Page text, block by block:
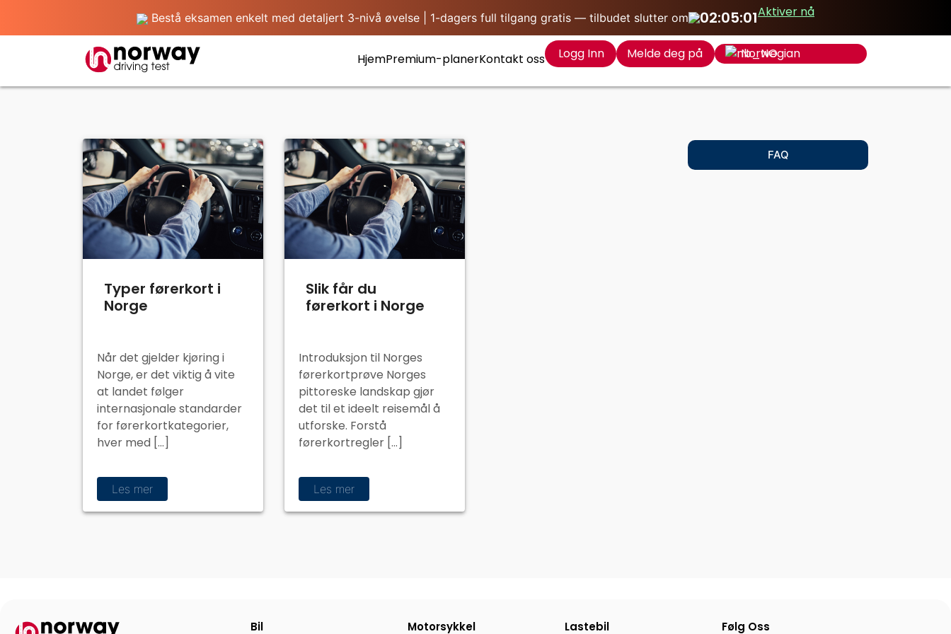
Bestå eksamen enkelt med detaljert 3-nivå øvelse | 1-dagers full tilgang gratis — tilbudet slutter om 02:05:01Aktiver nå
HjemPremium-planerKontakt oss Logg Inn Melde deg på Norwegian
Typer førerkort i
Norge
Når det gjelder kjøring i
Norge, er det viktig å vite
at landet følger
internasjonale standarder
for førerkortkategorier,
hver med […]
Les mer
Slik får du
førerkort i Norge
Introduksjon til Norges
førerkortprøve Norges
pittoreske landskap gjør
det til et ideelt reisemål å
utforske. Forstå
førerkortregler […]
Les mer
FAQ
Bil Motorsykkel Lastebil Følg Oss